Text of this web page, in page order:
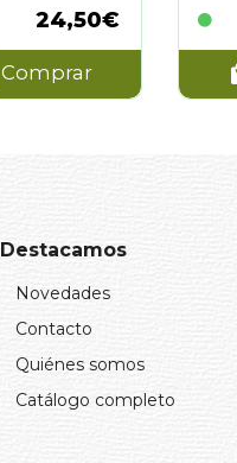
24,50€
Comprar
Destacamos
Novedades
Contacto
Quiénes somos
Catálogo completo